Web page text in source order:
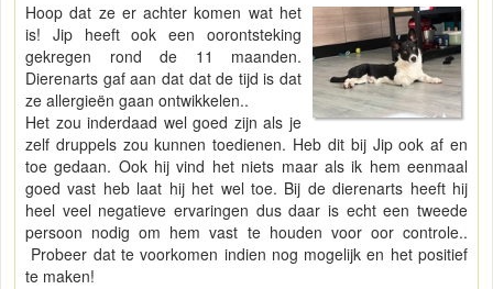
Hoop dat ze er achter komen wat het
is! Jip heeft ook een oorontsteking
gekregen rond de 11 maanden.
Dierenarts gaf aan dat dat de tijd is dat
ze allergieën gaan ontwikkelen..
Het zou inderdaad wel goed zijn als je
zelf druppels zou kunnen toedienen. Heb dit bij Jip ook af en
toe gedaan. Ook hij vind het niets maar als ik hem eenmaal
goed vast heb laat hij het wel toe. Bij de dierenarts heeft hij
heel veel negatieve ervaringen dus daar is echt een tweede
persoon nodig om hem vast te houden voor oor controle..
Probeer dat te voorkomen indien nog mogelijk en het positief
te maken!